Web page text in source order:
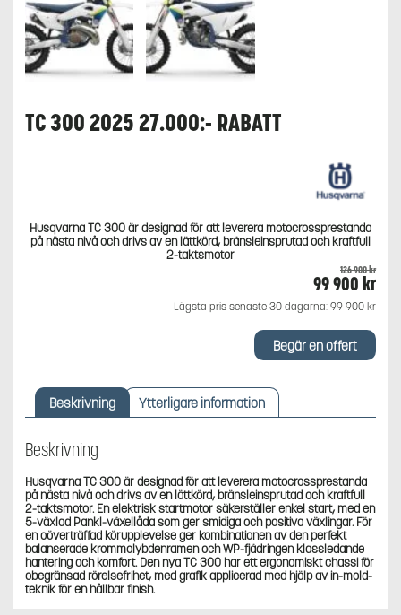
TC 300 2025 27.000:- RABATT
Husqvarna TC 300 är designad för att leverera motocrossprestanda
på nästa nivå och drivs av en lättkörd, bränsleinsprutad och kraftfull
2-taktsmotor
126 900kr
Det
priset
var:
126
900 kr.
99 900 krDet
99
900
Lägsta pris senaste 30 dagarna: 99 900 kr
Begär en offert
Beskrivning Ytterligare information
Beskrivning
Husqvarna TC 300 är designad för att leverera motocrossprestanda
på nästa nivå och drivs av en lättkörd, bränsleinsprutad och kraftfull
2-taktsmotor. En elektrisk startmotor säkerställer enkel start, med en
5-växlad Pankl-växellåda som ger smidiga och positiva växlingar. För
en oöverträffad körupplevelse ger kombinationen av den perfekt
balanserade krommolybdenramen och WP-fjädringen klassledande
hantering och komfort. Den nya TC 300 har ett ergonomiskt chassi för
obegränsad rörelsefrihet, med grafik applicerad med hjälp av in-mold-
teknik för en hållbar finish.